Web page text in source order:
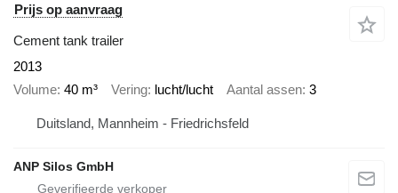
Prijs op aanvraag
Cement tank trailer
2013
Volume 40 m³ Vering lucht/lucht Aantal assen 3
Duitsland, Mannheim - Friedrichsfeld
ANP Silos GmbH